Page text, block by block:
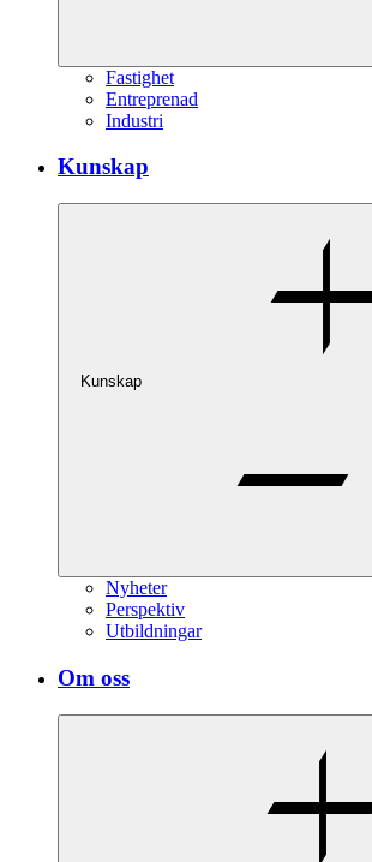
Fastighet
Entreprenad
Industri
Kunskap
Kunskap
Nyheter
Perspektiv
Utbildningar
Om oss